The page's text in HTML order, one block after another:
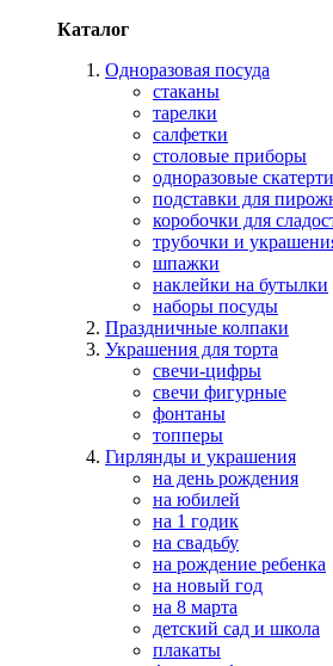
Каталог
Одноразовая посуда
стаканы
тарелки
салфетки
столовые приборы
одноразовые скатерти
подставки для
коробочки для
трубочки и
шпажки
наклейки на бутылки
наборы посуды
Праздничные колпаки
Украшения для торта
свечи-цифры
свечи фигурные
фонтаны
топперы
Гирлянды и украшения
на день рождения
на юбилей
на 1 годик
на свадьбу
на рождение ребенка
на новый год
на 8 марта
детский сад и школа
плакаты